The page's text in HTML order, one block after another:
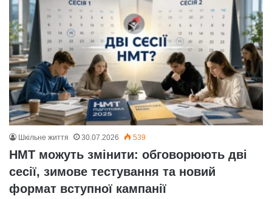
Шкільне життя 30.07.2026 539
НМТ можуть змінити: обговорюють дві
сесії, зимове тестування та новий
формат вступної кампанії